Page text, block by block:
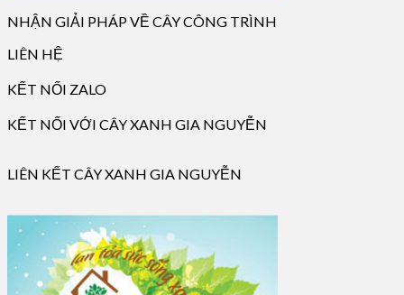
NHẬN GIẢI PHÁP VỀ CÂY CÔNG TRÌNH
LIÊN HỆ
KẾT NỐI ZALO
KẾT NỐI VỚI CÂY XANH GIA NGUYỄN
LIÊN KẾT CÂY XANH GIA NGUYỄN